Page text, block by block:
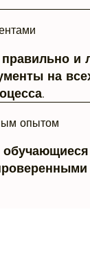
и
на
опытом